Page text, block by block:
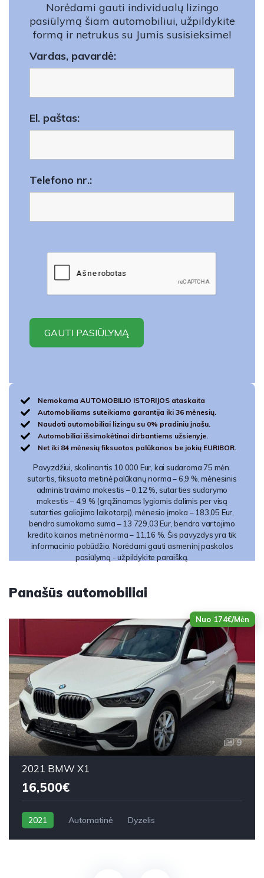
Norėdami gauti individualų lizingo
pasiūlymą šiam automobiliui, užpildykite
formą ir netrukus su Jumis susisieksime!
Vardas, pavardė:
El. paštas:
Telefono nr.:
Nemokama AUTOMOBILIO ISTORIJOS ataskaita
Automobiliams suteikiama garantija iki 36 mėnesių.
Naudoti automobiliai lizingu su 0% pradiniu įnašu.
Automobiliai išsimokėtinai dirbantiems užsienyje.
Net iki 84 mėnesių fiksuotos palūkanos be jokių EURIBOR.
Pavyzdžiui, skolinantis 10 000 Eur, kai sudaroma 75 mėn.
sutartis, fiksuota metinė palūkanų norma – 6,9 %, mėnesinis
administravimo mokestis – 0,12 %, sutarties sudarymo
mokestis – 4,9 % (grąžinamas lygiomis dalimis per visą
sutarties galiojimo laikotarpį), mėnesio įmoka – 183,05 Eur,
bendra sumokama suma – 13 729,03 Eur, bendra vartojimo
kredito kainos metinė norma – 11,16 %. Šis pavyzdys yra tik
informacinio pobūdžio. Norėdami gauti asmeninį paskolos
pasiūlymą - užpildykite paraišką.
Panašūs automobiliai
Nuo 174€/Mėn
9
2021 BMW X1
16,500€
2021 Automatinė Dyzelis